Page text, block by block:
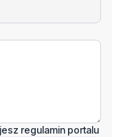
regulamin portalu